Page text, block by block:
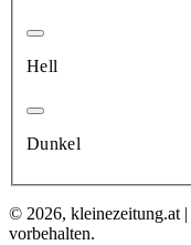
Hell
Dunkel
© 2026, kleinezeitung.at
vorbehalten.